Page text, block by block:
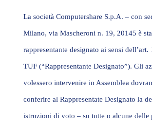
La società Computershare S.p.A. – con
Milano, via Mascheroni n. 19, 20145 è
rappresentante designato ai sensi dell’art.
TUF (“Rappresentante Designato”). Gli
volessero intervenire in Assemblea
conferire al Rappresentate Designato la
istruzioni di voto – su tutte o alcune delle